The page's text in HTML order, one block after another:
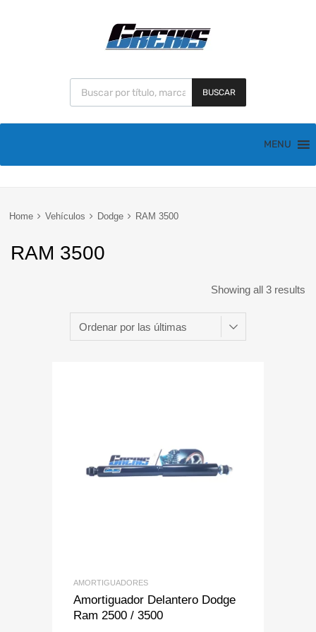
BUSCAR
MENU
Home Vehículos Dodge RAM 3500
RAM 3500
Showing all 3 results
Add to Wishlist
Add to Compare
AMORTIGUADORES
Amortiguador Delantero Dodge
Ram 2500 / 3500